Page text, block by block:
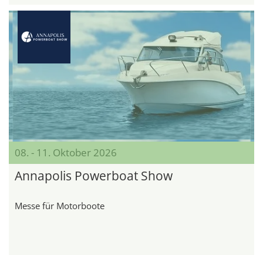
08. - 11. Oktober 2026
Annapolis Powerboat Show
Messe für Motorboote